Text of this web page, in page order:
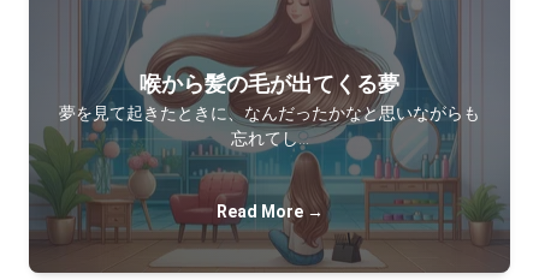
喉から髪の毛が出てくる夢
夢を見て起きたときに、なんだったかなと思いながらも
忘れてし…
Read More →